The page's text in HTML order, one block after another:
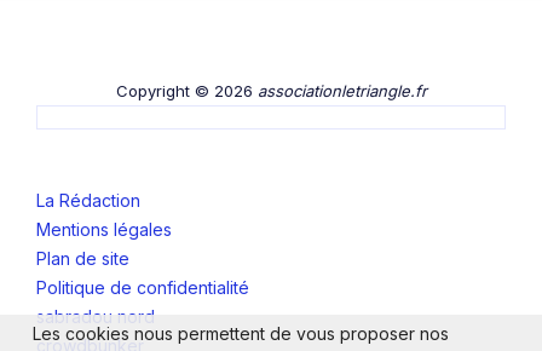
Copyright © 2026 associationletriangle.fr
La Rédaction
Mentions légales
Plan de site
Politique de confidentialité
sabradou nord
crowdbunker
Les cookies nous permettent de vous proposer nos